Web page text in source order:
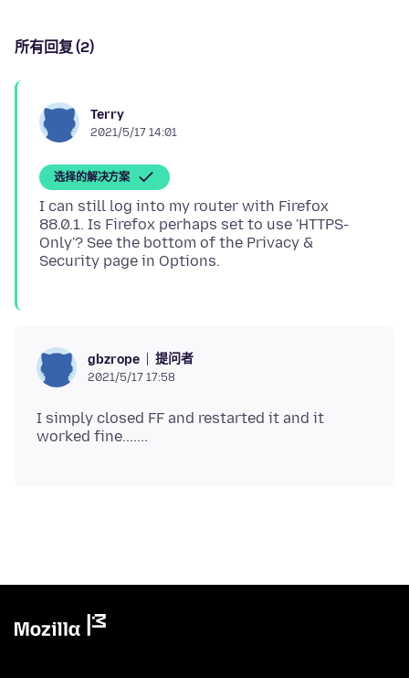
所有回复 (2)
Terry
2021/5/17 14:01
选择的解决方案
I can still log into my router with Firefox
88.0.1. Is Firefox perhaps set to use 'HTTPS-
Only'? See the bottom of the Privacy &
gbzrope 提问者
2021/5/17 17:58
I simply closed FF and restarted it and it